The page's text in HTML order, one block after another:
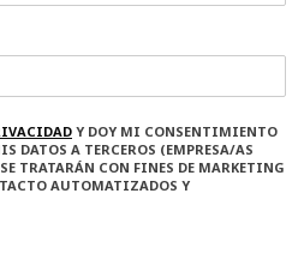
Y DOY MI CONSENTIMIENTO
DATOS A TERCEROS (EMPRESA/AS
TRATARÁN CON FINES DE MARKETING
AUTOMATIZADOS Y